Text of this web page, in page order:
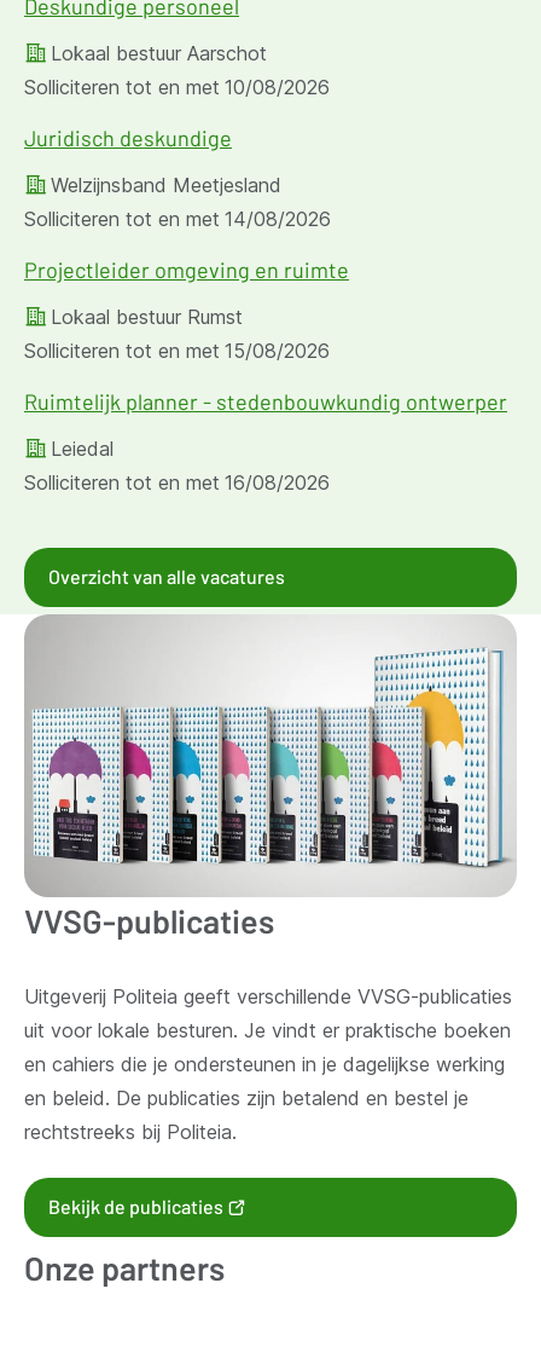
Deskundige personeel
Lokaal bestuur Aarschot
Solliciteren tot en met 10/08/2026
Juridisch deskundige
Welzijnsband Meetjesland
Solliciteren tot en met 14/08/2026
Projectleider omgeving en ruimte
Lokaal bestuur Rumst
Solliciteren tot en met 15/08/2026
Ruimtelijk planner - stedenbouwkundig ontwerper
Leiedal
Solliciteren tot en met 16/08/2026
Overzicht van alle vacatures
VVSG-publicaties
Uitgeverij Politeia geeft verschillende VVSG-publicaties
uit voor lokale besturen. Je vindt er praktische boeken
en cahiers die je ondersteunen in je dagelijkse werking
en beleid. De publicaties zijn betalend en bestel je
rechtstreeks bij Politeia.
Bekijk de publicaties
nieuw
Onze partners